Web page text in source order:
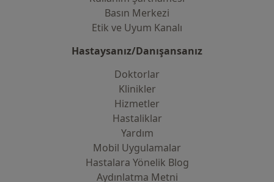
Basın Merkezi
Etik ve Uyum Kanalı
Hastaysanız/Danışansanız
Doktorlar
Klinikler
Hizmetler
Hastaliklar
Yardım
Mobil Uygulamalar
Hastalara Yönelik Blog
Aydınlatma Metni